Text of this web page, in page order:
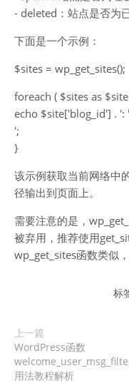
- deleted：站点是否为已
下面是一个示例：
$sites = wp_get_sites();
foreach ( $sites as
echo $site['blog_id'] .
';
}
该示例获取当前网络中
径输出到页面上。
需要注意的是，
被弃用，推荐使用
wp_get_sites函数类似
标
上一篇
WordPress函数
用法教程解析